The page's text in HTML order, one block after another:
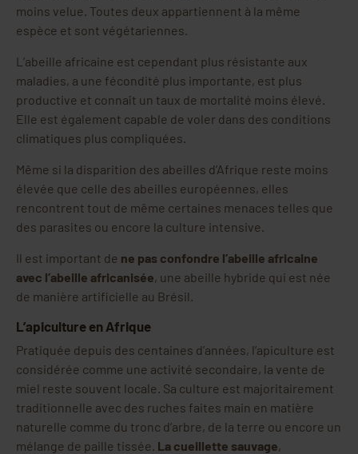
moins velue. Toutes deux appartiennent à la même
espèce et sont végétariennes.
L’abeille africaine est cependant plus résistante aux
maladies, a une fécondité plus importante, est plus
productive et connaît un taux de mortalité moins élevé.
Elle est également capable de voler dans des conditions
climatiques plus compliquées.
Même si la disparition des abeilles d’Afrique reste moins
élevée que celle des abeilles européennes, elles
rencontrent tout de même certaines menaces telles que
des parasites ou encore la culture intensive.
Il est important de ne pas confondre l’abeille africaine
avec l’abeille africanisée, une abeille hybride qui est née
de manière artificielle au Brésil.
L’apiculture en Afrique
Pratiquée depuis des centaines d’années, l’apiculture est
considérée comme une activité secondaire, la vente de
miel reste souvent locale. Sa culture est majoritairement
traditionnelle avec des ruches faites main en matière
naturelle comme du tronc d’arbre, de la terre ou encore un
mélange de paille tissée. La cueillette sauvage,